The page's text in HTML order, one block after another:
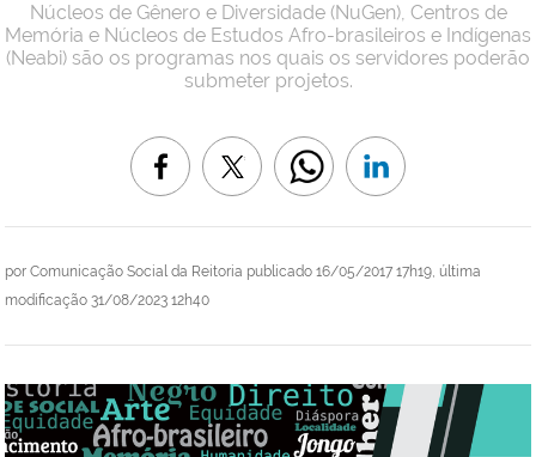
por Comunicação Social da Reitoria publicado 16/05/2017 17h19, última
modificação 31/08/2023 12h40
Núcleos de Gênero e Diversidade (NuGen), Centros de
Memória e Núcleos de Estudos Afro-brasileiros e Indígenas
(Neabi) são os programas nos quais os servidores poderão
submeter projetos.